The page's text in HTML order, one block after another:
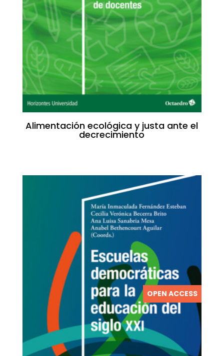
Alimentación ecológica y justa ante el
decrecimiento
OPEN ACCESS